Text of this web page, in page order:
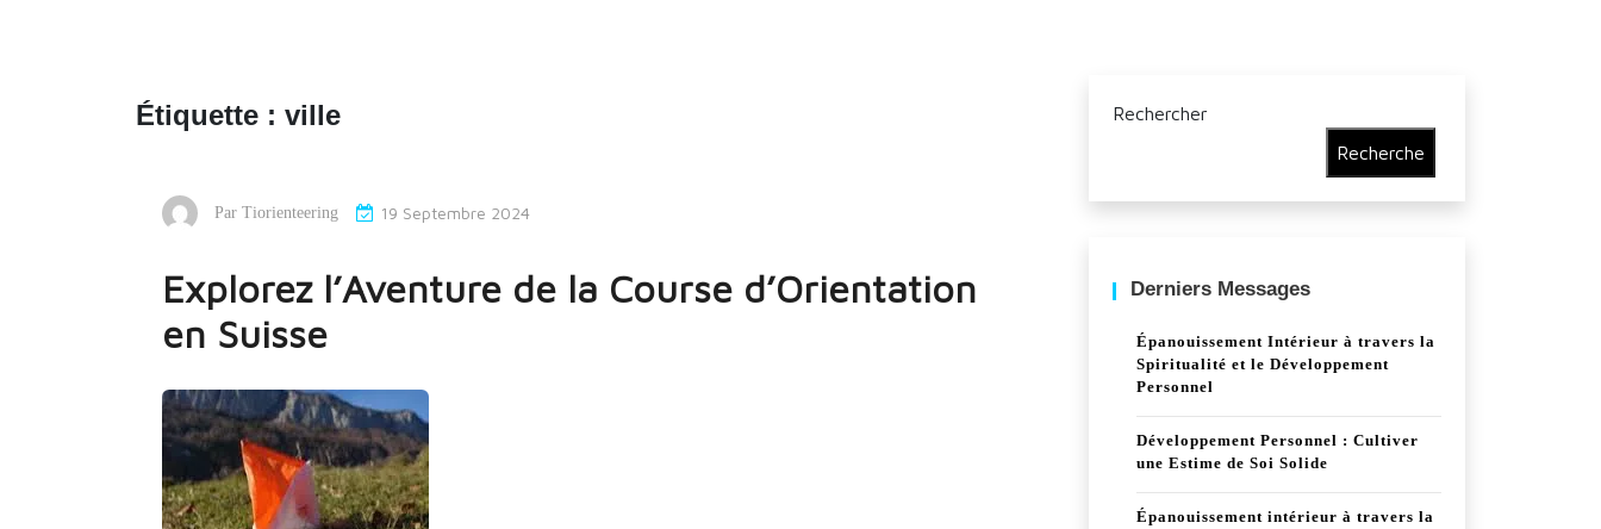
Étiquette : ville
Par Tiorienteering 19 Septembre 2024
Explorez l’Aventure de la Course d’Orientation
en Suisse
Rechercher
Recherche
Derniers Messages
Épanouissement Intérieur à travers la
Spiritualité et le Développement
Personnel
Développement Personnel : Cultiver
une Estime de Soi Solide
Épanouissement intérieur à travers la